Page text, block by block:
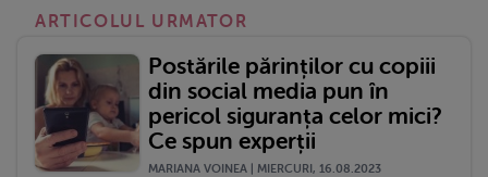
ARTICOLUL URMATOR
Postările părinților cu copiii
din social media pun în
pericol siguranța celor mici?
Ce spun experții
MARIANA VOINEA | MIERCURI, 16.08.2023